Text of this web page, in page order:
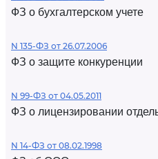
ФЗ о бухгалтерском учете
N 135-ФЗ от 26.07.2006
ФЗ о защите конкуренции
N 99-ФЗ от 04.05.2011
ФЗ о лицензировании
N 14-ФЗ от 08.02.1998